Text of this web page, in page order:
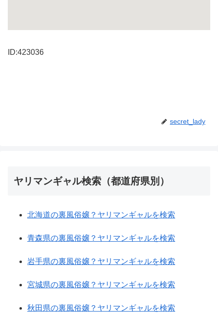
ID:423036
secret_lady
ヤリマンギャル検索（都道府県別）
北海道の裏風俗嬢？ヤリマンギャルを検索
青森県の裏風俗嬢？ヤリマンギャルを検索
岩手県の裏風俗嬢？ヤリマンギャルを検索
宮城県の裏風俗嬢？ヤリマンギャルを検索
秋田県の裏風俗嬢？ヤリマンギャルを検索